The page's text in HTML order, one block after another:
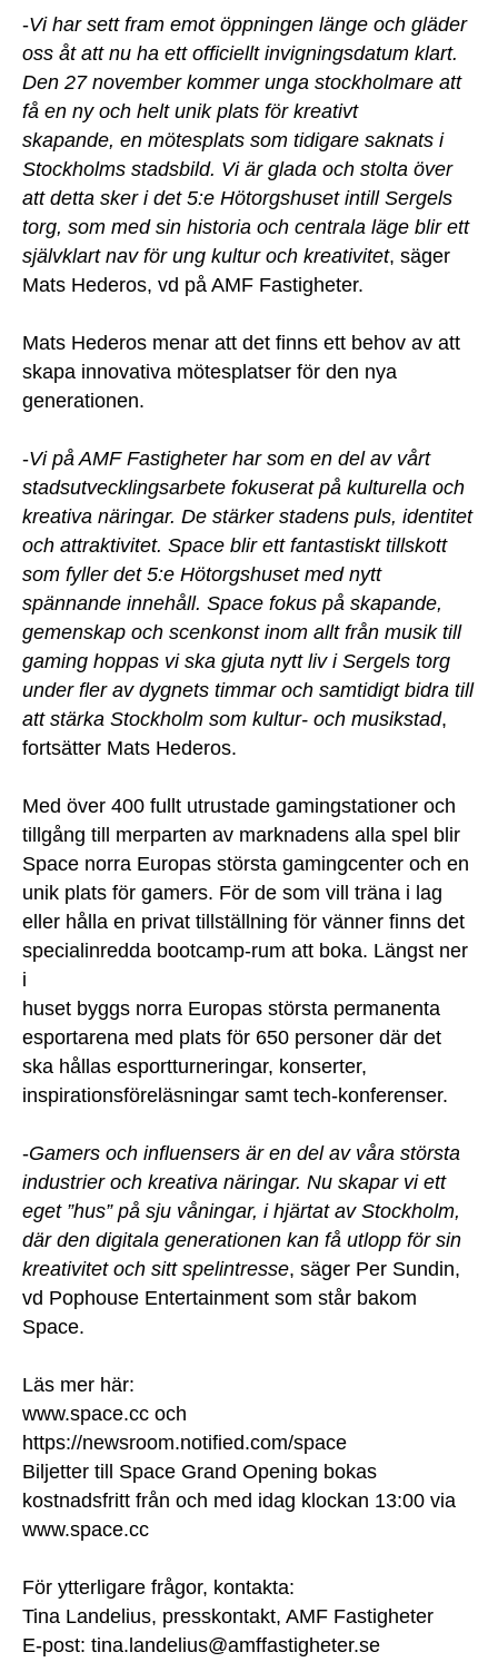
-Vi har sett fram emot öppningen länge och gläder
oss åt att nu ha ett officiellt invigningsdatum klart.
Den 27 november kommer unga stockholmare att
få en ny och helt unik plats för kreativt
skapande, en mötesplats som tidigare saknats i
Stockholms stadsbild. Vi är glada och stolta över
att detta sker i det 5:e Hötorgshuset intill Sergels
torg, som med sin historia och centrala läge blir ett
självklart nav för ung kultur och kreativitet, säger
Mats Hederos, vd på AMF Fastigheter.
Mats Hederos menar att det finns ett behov av att
skapa innovativa mötesplatser för den nya
generationen.
-Vi på AMF Fastigheter har som en del av vårt
stadsutvecklingsarbete fokuserat på kulturella och
kreativa näringar. De stärker stadens puls, identitet
och attraktivitet. Space blir ett fantastiskt tillskott
som fyller det 5:e Hötorgshuset med nytt
spännande innehåll. Space fokus på skapande,
gemenskap och scenkonst inom allt från musik till
gaming hoppas vi ska gjuta nytt liv i Sergels torg
under fler av dygnets timmar och samtidigt bidra till
att stärka Stockholm som kultur- och musikstad,
fortsätter Mats Hederos.
Med över 400 fullt utrustade gamingstationer och
tillgång till merparten av marknadens alla spel blir
Space norra Europas största gamingcenter och en
unik plats för gamers. För de som vill träna i lag
eller hålla en privat tillställning för vänner finns det
specialinredda bootcamp-rum att boka. Längst ner
i
huset byggs norra Europas största permanenta
esportarena med plats för 650 personer där det
ska hållas esportturneringar, konserter,
inspirationsföreläsningar samt tech-konferenser.
-Gamers och influensers är en del av våra största
industrier och kreativa näringar. Nu skapar vi ett
eget ”hus” på sju våningar, i hjärtat av Stockholm,
där den digitala generationen kan få utlopp för sin
kreativitet och sitt spelintresse, säger Per Sundin,
vd Pophouse Entertainment som står bakom
Space.
Läs mer här:
www.space.cc och
https://newsroom.notified.com/space
Biljetter till Space Grand Opening bokas
kostnadsfritt från och med idag klockan 13:00 via
www.space.cc
För ytterligare frågor, kontakta:
Tina Landelius, presskontakt, AMF Fastigheter
E-post: tina.landelius@amffastigheter.se